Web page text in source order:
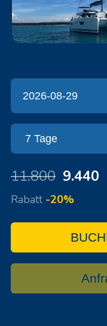
11.800 9.440
Rabatt -20%